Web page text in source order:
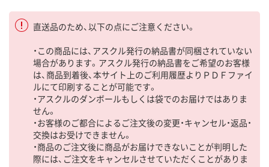
直送品のため、以下の点にご注意ください。
・この商品には、アスクル発行の納品書が同梱されていない
場合があります。アスクル発行の納品書をご希望のお客様
は、商品到着後、本サイト上のご利用履歴よりＰＤＦファイ
ルにて印刷することが可能です。
・アスクルのダンボールもしくは袋でのお届けではありま
せん。
・お客様のご都合によるご注文後の変更・キャンセル・返品・
交換はお受けできません。
・商品のご注文後に商品がお届けできないことが判明した
際には、ご注文をキャンセルさせていただくことがありま